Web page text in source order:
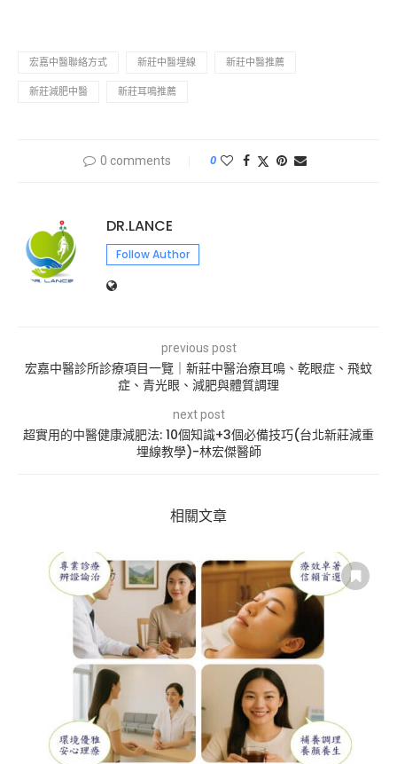
宏嘉中醫聯絡方式 新莊中醫埋線 新莊中醫推薦
新莊減肥中醫 新莊耳鳴推薦
0 comments 0
DR.LANCE
Follow Author
previous post
宏嘉中醫診所診療項目一覽｜新莊中醫治療耳鳴、乾眼症、飛蚊
症、青光眼、減肥與體質調理
next post
超實用的中醫健康減肥法: 10個知識+3個必備技巧(台北新莊減重
埋線教學)-林宏傑醫師
相關文章